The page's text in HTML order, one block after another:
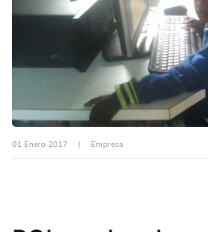
01 Enero 2017 | Empresa